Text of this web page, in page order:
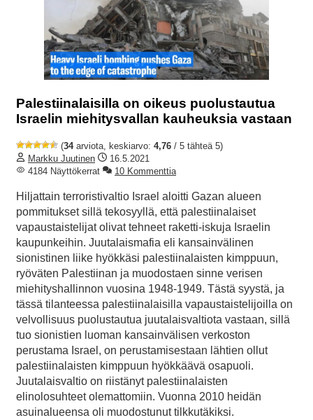
Palestiinalaisilla on oikeus puolustautua
Israelin miehitysvallan kauheuksia vastaan
(34arviota, keskiarvo: 4,76 / 5 tähteä 5)
Markku Juutinen
16.5.2021
4184 Näyttökerrat
10 Kommenttia
Hiljattain terroristivaltio Israel aloitti Gazan alueen
pommitukset sillä tekosyyllä, että palestiinalaiset
vapaustaistelijat olivat tehneet raketti-iskuja Israelin
kaupunkeihin. Juutalaismafia eli kansainvälinen
sionistinen liike hyökkäsi palestiinalaisten kimppuun,
ryöväten Palestiinan ja muodostaen sinne verisen
miehityshallinnon vuosina 1948-1949. Tästä syystä, ja
tässä tilanteessa palestiinalaisilla vapaustaistelijoilla on
velvollisuus puolustautua juutalaisvaltiota vastaan, sillä
tuo sionistien luoman kansainvälisen verkoston
perustama Israel, on perustamisestaan lähtien ollut
palestiinalaisten kimppuun hyökkäävä osapuoli.
Juutalaisvaltio on riistänyt palestiinalaisten
elinolosuhteet olemattomiin. Vuonna 2010 heidän
asuinalueensa oli muodostunut tilkkutäkiksi.